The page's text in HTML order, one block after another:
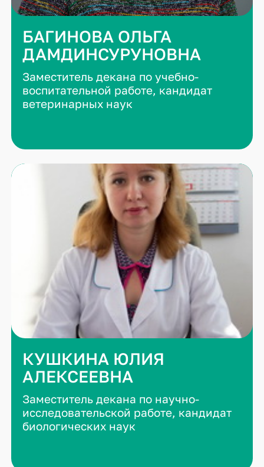
БАГИНОВА ОЛЬГА
ДАМДИНСУРУНОВНА
Заместитель декана по учебно-
воспитательной работе, кандидат
ветеринарных наук
КУШКИНА ЮЛИЯ
АЛЕКСЕЕВНА
Заместитель декана по научно-
исследовательской работе, кандидат
биологических наук